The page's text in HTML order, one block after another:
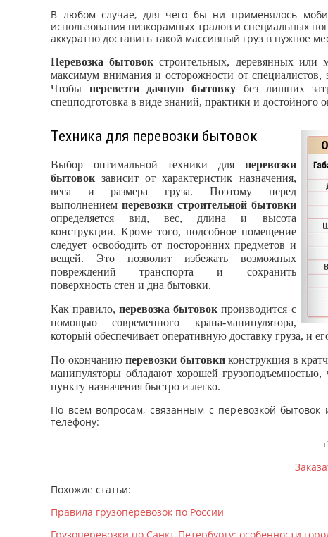
В любом случае, для чего бы ни применялось
использования низкорамных тралов и специальных
аккуратно доставить такой массивный груз в нужное
Перевозка бытовок строительных, деревянных или
максимум внимания и осторожности от специалистов,
Чтобы перевезти дачную бытовку без лишних
спецподготовка в виде знаний, практики и достойного
Техника для перевозки бытовок
Выбор оптимальной техники для перевозки
бытовок зависит от характеристик назначения,
веса и размера груза. Поэтому перед
выполнением перевозки строительной бытовки
определяется вид, вес, длина и высота
конструкции. Кроме того, подсобное помещение
следует освободить от посторонних предметов и
вещей. Это позволит избежать возможных
повреждений транспорта и сохранить
поверхность стен и дна бытовки.
Как правило,перевозка бытовок производится с
помощью современного крана-манипулятора,
который обеспечивает оперативную доставку груза, и
По окончаниюперевозки бытовкиконструкция в
манипуляторы обладают хорошей
пункту назначения быстро и легко.
По всем вопросам, связанным с перевозкой
телефону:
Похожие статьи:
Правила грузоперевозок по России